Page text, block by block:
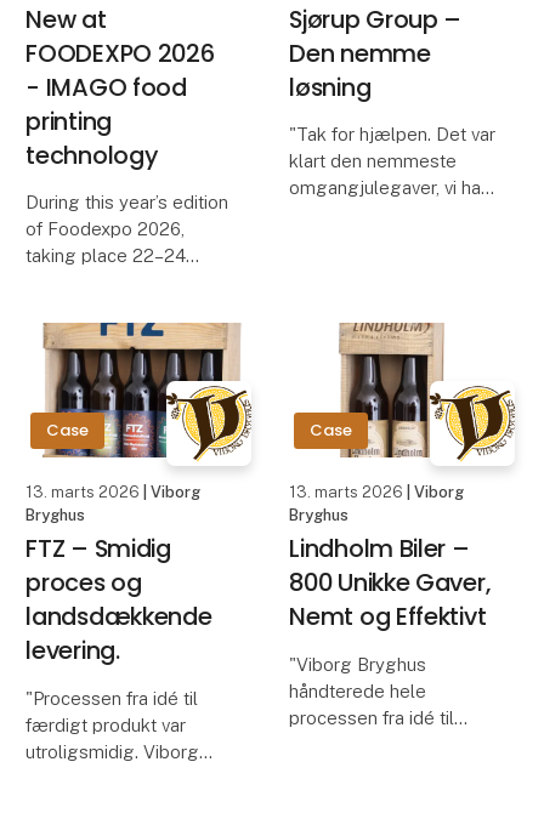
eller til
New at
FOODEXPO 2026
- IMAGO food
printing
technology
During this year’s edition
of Foodexpo 2026,
taking place 22–24
Denmark, visitors will
have the opportunity to
explore food printing
technology presented
by IM
Sjørup Group –
Den nemme
løsning
"Tak for hjælpen. Det var
klart den nemmeste
omgangjulegaver, vi har
konkurrencedygtig."
Jonna Broberg, Sjørup
Case
13. marts 2026
| Viborg
Bryghus
FTZ – Smidig
proces og
landsdækkende
levering.
"Processen fra idé til
færdigt produkt var
utroligsmidig. Viborg
Case
13. marts 2026
| Viborg
Bryghus
Lindholm Biler –
800 Unikke Gaver,
Nemt og Effektivt
"Viborg Bryghus
håndterede hele
processen fra idé til